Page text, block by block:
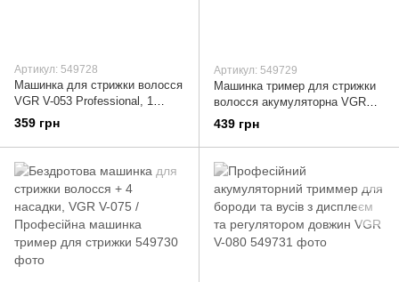
Артикул: 549728
Машинка для стрижки волосся
VGR V-053 Professional, 1
насадка
359 грн
Артикул: 549729
Машинка тример для стрижки
волосся акумуляторна VGR
V030 Pro Чорна
439 грн